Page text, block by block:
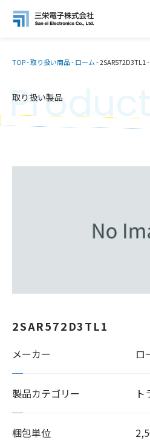
TOP-取り扱い商品-ローム-2SAR572D3TL1 -
取り扱い製品
Products
2SAR572D3TL1
メーカー ロ
製品カテゴリー
梱包単位